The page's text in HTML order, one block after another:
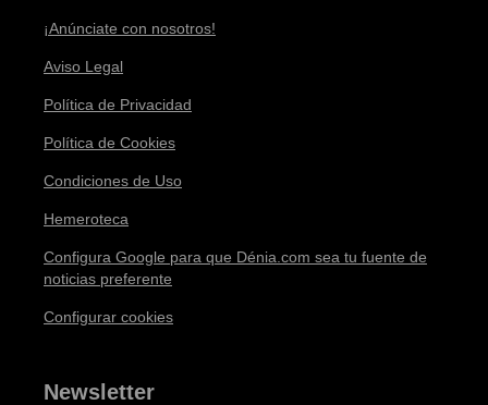
¡Anúnciate con nosotros!
Aviso Legal
Política de Privacidad
Política de Cookies
Condiciones de Uso
Hemeroteca
Configura Google para que Dénia.com sea tu fuente de
noticias preferente
Configurar cookies
Newsletter